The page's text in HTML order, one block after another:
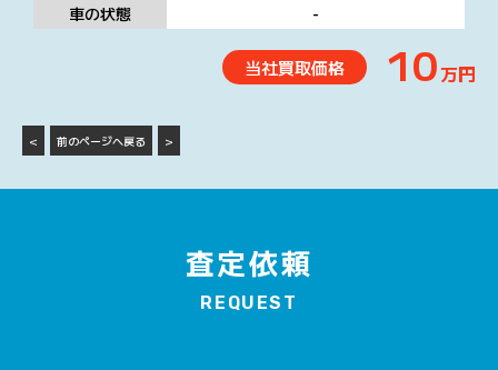
車の状態
-
当社買取価格 10万円
< 前のページへ戻る >
査定依頼
REQUEST